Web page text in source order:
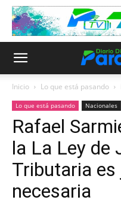
Inicio Lo que está pasando
Lo que está pasando Nacionales
Rafael
la La Ley de
Tributaria
necesaria